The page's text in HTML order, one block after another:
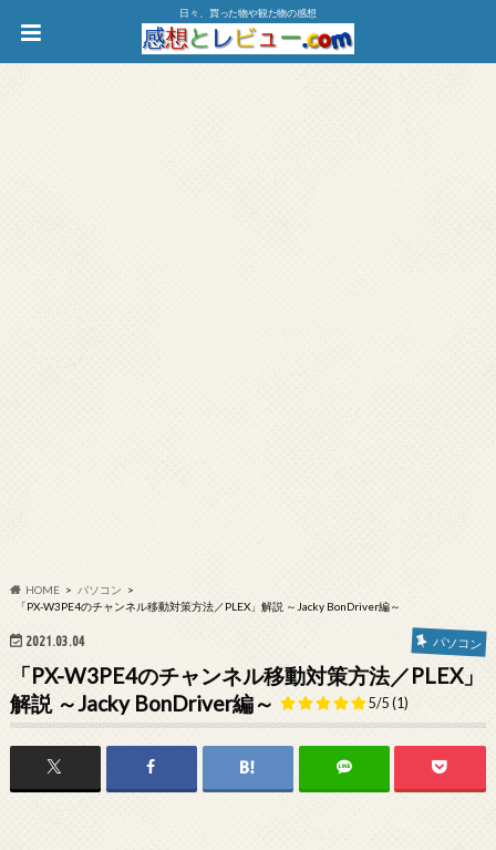
日々、買った物や観た物の感想
HOME
パソコン
「PX-W3PE4のチャンネル移動対策方法／PLEX」解説 ～Jacky BonDriver編～
2021.03.04 パソコン
「PX-W3PE4のチャンネル移動対策方法／PLEX」
解説 ～Jacky BonDriver編～
5/5 (1)